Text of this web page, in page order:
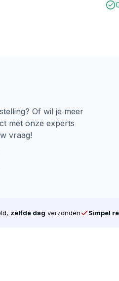
Of wil je meer
met onze experts
vraag!
zelfde dag verzonden Simpel